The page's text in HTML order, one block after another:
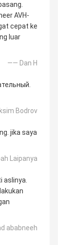
AVH-
cepat ke
luar
—— Dan H
Bodrov
jika saya
Laipanya
aslinya.
ababneeh